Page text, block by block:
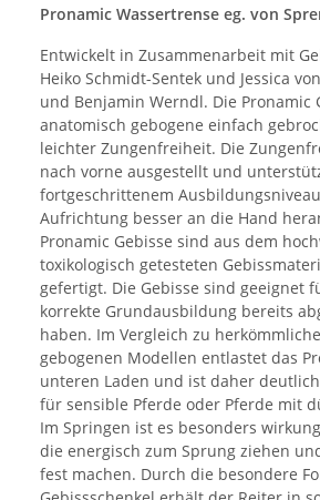
Pronamic Wassertrense eg. von
Entwickelt in Zusammenarbeit mit
Heiko Schmidt-Sentek und Jessica
und Benjamin Werndl. Die Pronamic
anatomisch gebogene einfach
leichter Zungenfreiheit. Die
nach vorne ausgestellt und
fortgeschrittenem
Aufrichtung besser an die Hand
Pronamic Gebisse sind aus dem
toxikologisch getesteten
gefertigt. Die Gebisse sind geeignet
korrekte Grundausbildung bereits
haben. Im Vergleich zu
gebogenen Modellen entlastet das
unteren Laden und ist daher
für sensible Pferde oder Pferde mit
Im Springen ist es besonders
die energisch zum Sprung ziehen
fest machen. Durch die besondere